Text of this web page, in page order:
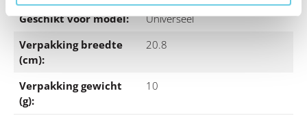
Geschikt voor model:
Universeel
Verpakking breedte
(cm):
20.8
Verpakking gewicht
(g):
10